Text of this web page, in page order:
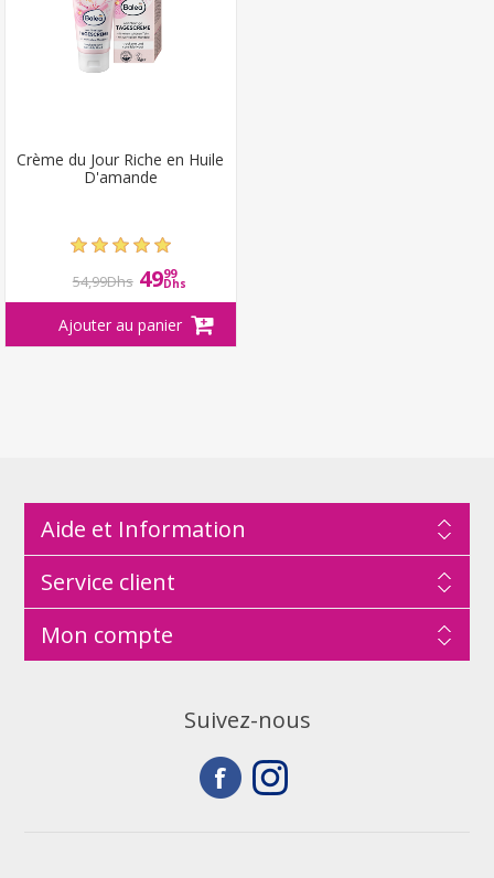
Crème du Jour Riche en Huile
D'amande
54,99Dhs 4999
Dhs
Aide et Information
Service client
Mon compte
Suivez-nous